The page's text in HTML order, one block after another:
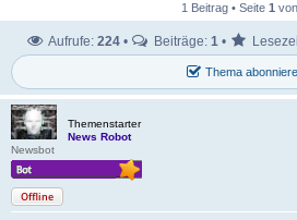
1 Beitrag • Seite 1 von
Thema
Aufrufe: 224 • Beiträge: 1 •
Themenstarter
News Robot
Newsbot
Offline